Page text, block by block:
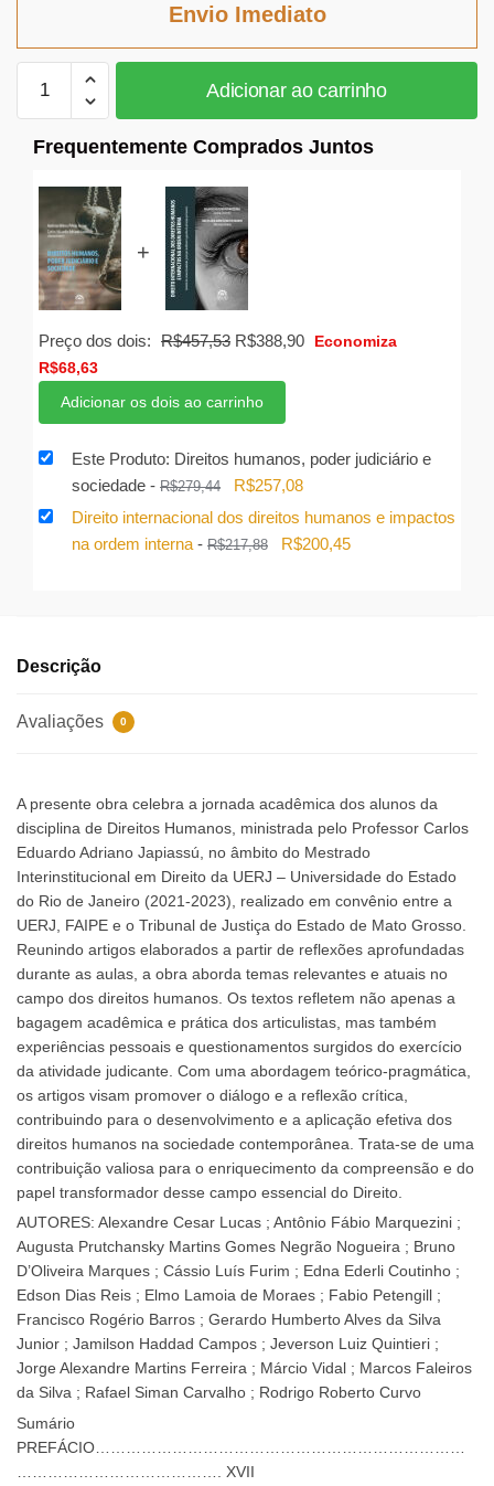
Envio Imediato
humanos,
judiciário
sociedade
quantidade
Adicionar ao carrinho
Frequentemente Comprados Juntos
+
Preço dos dois: R$457,53 O
original
R$388,90OEconomiza
R$68,63
Adicionar os dois ao carrinho
Este Produto: Direitos humanos, poder judiciário e
sociedade - R$279,44
O
preço
original
R$257,08O
preço
atual
Direito internacional dos direitos humanos e impactos
na ordem interna - R$217,88
O
R$200,45O
Descrição
Avaliações 0
A presente obra celebra a jornada acadêmica dos alunos da
disciplina de Direitos Humanos, ministrada pelo Professor Carlos
Eduardo Adriano Japiassú, no âmbito do Mestrado
Interinstitucional em Direito da UERJ – Universidade do Estado
do Rio de Janeiro (2021-2023), realizado em convênio entre a
UERJ, FAIPE e o Tribunal de Justiça do Estado de Mato Grosso.
Reunindo artigos elaborados a partir de reflexões aprofundadas
durante as aulas, a obra aborda temas relevantes e atuais no
campo dos direitos humanos. Os textos refletem não apenas a
bagagem acadêmica e prática dos articulistas, mas também
experiências pessoais e questionamentos surgidos do exercício
da atividade judicante. Com uma abordagem teórico-pragmática,
os artigos visam promover o diálogo e a reflexão crítica,
contribuindo para o desenvolvimento e a aplicação efetiva dos
direitos humanos na sociedade contemporânea. Trata-se de uma
contribuição valiosa para o enriquecimento da compreensão e do
papel transformador desse campo essencial do Direito.
AUTORES: Alexandre Cesar Lucas ; Antônio Fábio Marquezini ;
Augusta Prutchansky Martins Gomes Negrão Nogueira ; Bruno
D’Oliveira Marques ; Cássio Luís Furim ; Edna Ederli Coutinho ;
Edson Dias Reis ; Elmo Lamoia de Moraes ; Fabio Petengill ;
Francisco Rogério Barros ; Gerardo Humberto Alves da Silva
Junior ; Jamilson Haddad Campos ; Jeverson Luiz Quintieri ;
Jorge Alexandre Martins Ferreira ; Márcio Vidal ; Marcos Faleiros
da Silva ; Rafael Siman Carvalho ; Rodrigo Roberto Curvo
Sumário
PREFÁCIO………………………………………………………………
…………………………………. XVII